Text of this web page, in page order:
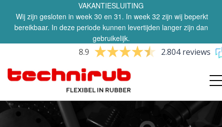
VAKANTIESLUITING
Wij zijn gesloten in week 30 en 31. In week 32 zijn wij beperkt
bereikbaar. In deze periode kunnen levertijden langer zijn dan
gebruikelijk.
8.9 2.804 reviews